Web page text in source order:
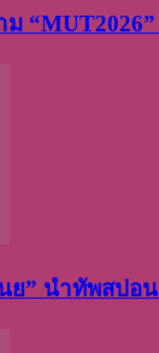
ม
ย” นำทัพสปอ